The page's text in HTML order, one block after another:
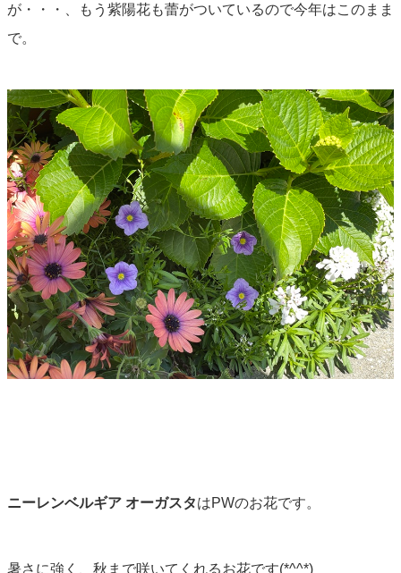
が・・・、もう紫陽花も蕾がついているので今年はこのまま
で。
ニーレンベルギア オーガスタはPWのお花です。
暑さに強く、秋まで咲いてくれるお花です(*^^*)